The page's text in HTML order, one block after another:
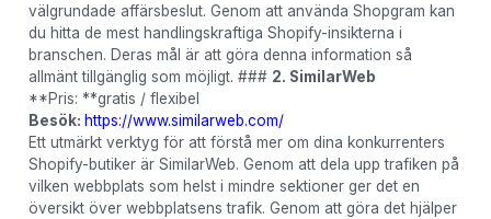
välgrundade affärsbeslut. Genom att använda Shopgram kan
du hitta de mest handlingskraftiga Shopify-insikterna i
branschen. Deras mål är att göra denna information så
allmänt tillgänglig som möjligt. ### 2. SimilarWeb
**Pris: **gratis / flexibel
Besök: https://www.similarweb.com/
Ett utmärkt verktyg för att förstå mer om dina konkurrenters
Shopify-butiker är SimilarWeb. Genom att dela upp trafiken på
vilken webbplats som helst i mindre sektioner ger det en
översikt över webbplatsens trafik. Genom att göra det hjälper